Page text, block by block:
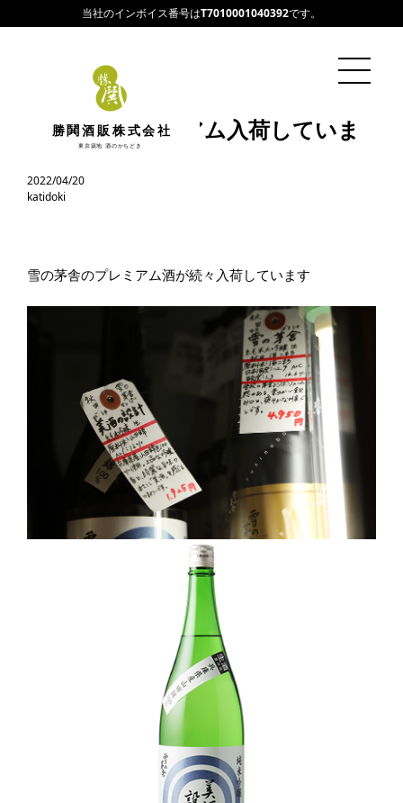
当社のインボイス番号はT7010001040392です。
勝鬨酒販株式会社
東京築地 酒のかちどき
雪の茅舎プレミアム入荷していま
2022/04/20
katidoki
雪の茅舎のプレミアム酒が続々入荷しています